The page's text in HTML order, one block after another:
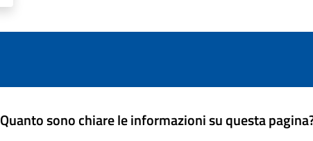
Quanto sono chiare le informazioni su questa